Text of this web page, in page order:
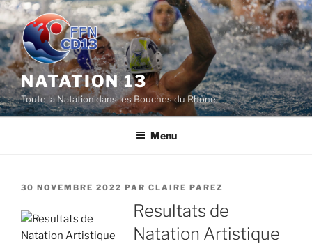
Aller
au
contenu
principal
NATATION 13
Toute la Natation dans les Bouches du Rhône
Menu
PUBLIÉ
30 NOVEMBRE 2022 PAR CLAIRE PAREZ
Resultats de
Natation Artistique